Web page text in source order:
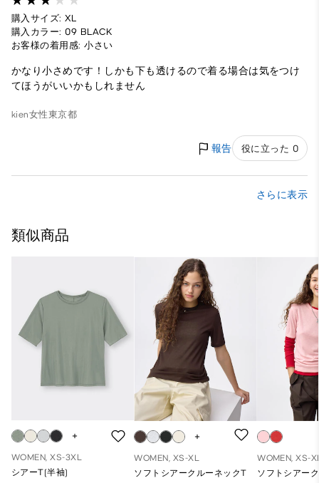
購入サイズ: XL
購入カラー: 09 BLACK
お客様の着用感: 小さい
かなり小さめです！しかも下も透けるので着る場合は気をつけ
てほうがいいかもしれません
kien女性東京都
報告 役に立った 0
さらに表示
類似商品
WOMEN, XS-3XL
シアーT(半袖)
WOMEN, XS-XL
ソフトシアークルーネックT
WOMEN, XS-
ソフトシアー